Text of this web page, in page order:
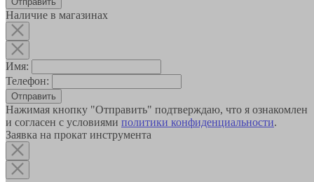
Наличие в магазинах
Имя:
Телефон:
Отправить
Нажимая кнопку "Отправить" подтверждаю, что я ознакомлен
и согласен с условиями политики конфиденциальности.
Заявка на прокат инструмента